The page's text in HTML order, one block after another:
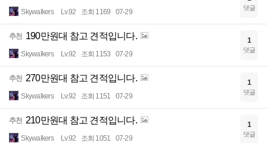
Skywalkers Lv.92 조회 1169 07-29 댓글
추천 190만원대 참고 견적입니다.
Skywalkers Lv.92 조회 1153 07-29
1
댓글
추천 270만원대 참고 견적입니다.
Skywalkers Lv.92 조회 1151 07-29
1
댓글
추천 210만원대 참고 견적입니다.
Skywalkers Lv.92 조회 1051 07-29
1
댓글